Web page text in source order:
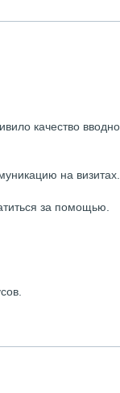
качество
на визитах.
за помощью.